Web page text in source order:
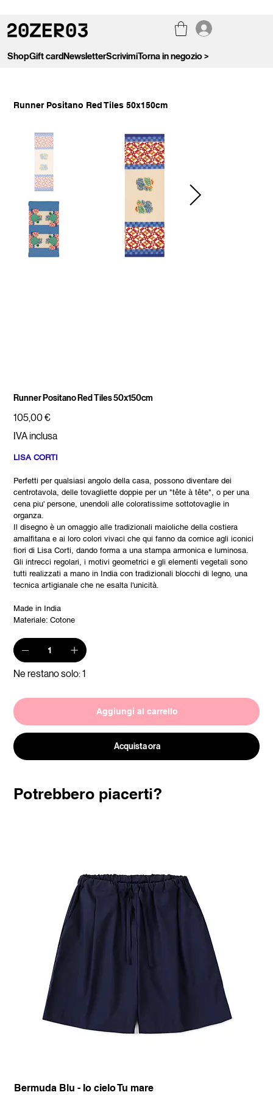
ShopGift cardNewsletterScrivimiTorna in negozio >
Runner Positano Red Tiles 50x150cm
Runner Positano Red Tiles 50x150cm
Prezzo
105,00 €
IVA inclusa
LISA CORTI
Perfetti per qualsiasi angolo della casa, possono diventare dei
centrotavola, delle tovagliette doppie per un "tête à tête", o per una
cena piu' persone, unendoli alle coloratissime sottotovaglie in
organza.
Il disegno è un omaggio alle tradizionali maioliche della costiera
amalfitana e ai loro colori vivaci che qui fanno da cornice agli iconici
fiori di Lisa Corti, dando forma a una stampa armonica e luminosa.
Gli intrecci regolari, i motivi geometrici e gli elementi vegetali sono
tutti realizzati a mano in India con tradizionali blocchi di legno, una
tecnica artigianale che ne esalta l'unicità.
Made in India
Materiale: Cotone
Ne restano solo: 1
Aggiungi al carrello
Acquista ora
Potrebbero piacerti?
Bermuda Blu - Io cielo Tu mare